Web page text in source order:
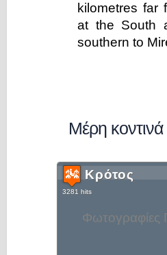
kilometres far
at the South
southern to
Μέρη
Φωτογραφίες
Κρότος
3281 hits